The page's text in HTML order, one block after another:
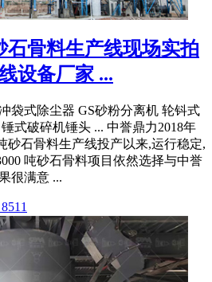
石骨料生产线现场实拍
设备厂家 ...
袋式除尘器 GS砂粉分离机 轮钭式
式破碎机锤头 ... 中誉鼎力2018年
砂石骨料生产线投产以来,运行稳定,
吨砂石骨料项目依然选择与中誉
很满意 ...